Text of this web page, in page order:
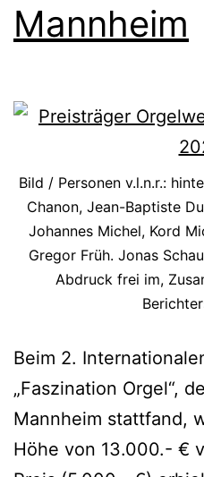
Mannheim
Bild / Personen v.l.n.r.:
Chanon, Jean-Baptiste
Johannes Michel, Kord
Gregor Früh. Jonas
Abdruck frei im,
Beim 2.
„Faszination Orgel“,
Mannheim stattfand,
Höhe von 13.000.- €